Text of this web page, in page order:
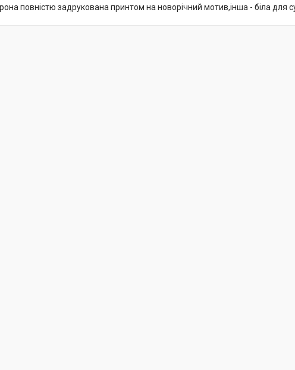
повністю задрукована принтом на новорічний мотив,інша - біла для